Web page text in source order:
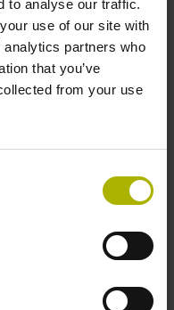
to analyse our traffic.
use of our site with
partners who
that you’ve
from your use
る新たなマイルスト
におけるAI技術
な研究がいかにして
かを示しています。
できるように変換し
クルを旧型のCNC装
ズな後方互換性と日
に対応する